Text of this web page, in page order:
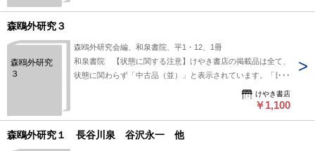
森鴎外研究３
森鴎外研究
３
森鴎外研究会編、和泉書院、平1・12、1冊
和泉書院 【状態に関する注意】けやき書店の掲載品は全て、
状態に関わらず「中古品（並）」と表示されています。「日本
の古本屋」は６段階の「状態」表記が必須となりましたが、当
店の扱う商品の特質上、状態の簡易な区分けは適切ではない
にいれないで下さい。痛みなどの瑕疵につきましては、解説欄
けやき書店
￥1,100
森鴎外研究１ 長谷川泉 谷沢永一 他